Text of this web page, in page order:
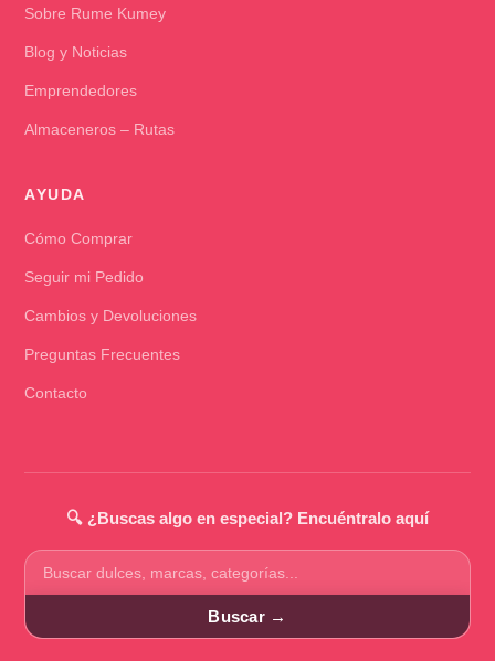
Sobre Rume Kumey
Blog y Noticias
Emprendedores
Almaceneros – Rutas
AYUDA
Cómo Comprar
Seguir mi Pedido
Cambios y Devoluciones
Preguntas Frecuentes
Contacto
🔍 ¿Buscas algo en especial? Encuéntralo aquí
Buscar
productos
Buscar →